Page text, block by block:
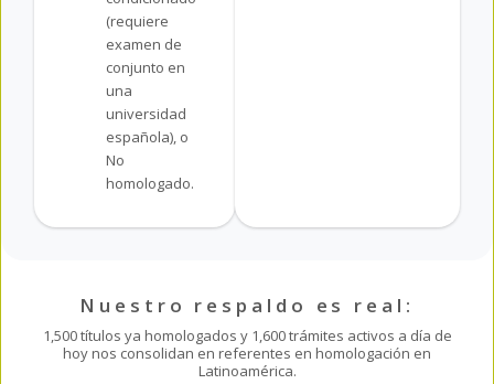
(requiere
examen de
conjunto en
una
universidad
española), o
No
homologado.
Nuestro respaldo es real:
1,500 títulos ya homologados y 1,600 trámites activos a día de
hoy nos consolidan en referentes en homologación en
Latinoamérica.